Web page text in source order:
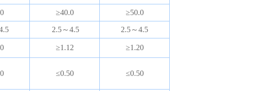
≥40.0 ≥50.0
2.5～4.5 2.5～4.5
≥1.12 ≥1.20
≤0.50 ≤0.50